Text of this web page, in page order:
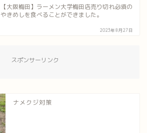
【大阪梅田】ラーメン大学梅田店売り切れ必須の
やきめしを食べることができました。
2023年8月27日
スポンサーリンク
ナメクジ対策